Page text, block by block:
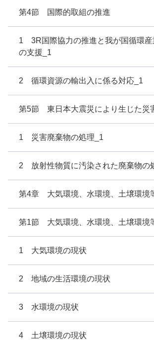
第4節 国際的取組の推進
1 3R国際協力の推進と我が国循環産
の支援_1
2 循環資源の輸出入に係る対応_1
第5節 東日本大震災により生じた災
1 災害廃棄物の処理_1
2 放射性物質に汚染された廃棄物の
第4章 大気環境、水環境、土壌環境
第1節 大気環境、水環境、土壌環境
1 大気環境の現状
2 地域の生活環境の現状
3 水環境の現状
4 土壌環境の現状